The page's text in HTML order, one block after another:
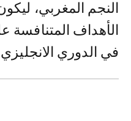
النجم المغربي،
الأهداف
في الدوري